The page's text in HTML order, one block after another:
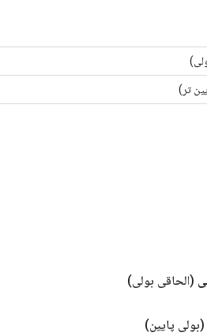
تر)
(الحاقی بولی)
(بولی پایین)